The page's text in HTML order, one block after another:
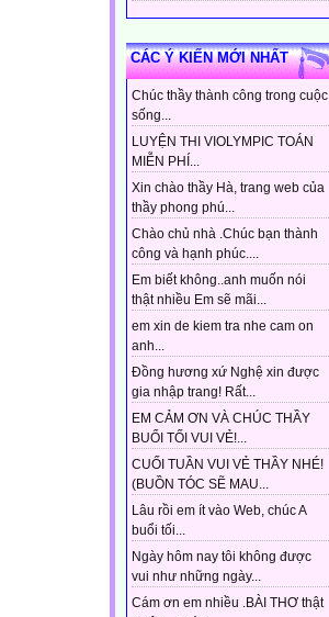
CÁC Ý KIẾN MỚI NHẤT
Chúc thầy thành công trong cuộc
sống...
LUYỆN THI VIOLYMPIC TOÁN
MIỄN PHÍ...
Xin chào thầy Hà, trang web của
thầy phong phú...
Chào chủ nhà .Chúc bạn thành
công và hạnh phúc....
Em biết không..anh muốn nói
thật nhiều Em sẽ mãi...
em xin de kiem tra nhe cam on
anh...
Đồng hương xứ Nghệ xin được
gia nhập trang! Rất...
EM CẢM ƠN VÀ CHÚC THẦY
BUỔI TỐI VUI VẺ!...
CUỐI TUẦN VUI VẺ THẦY NHÉ!
(BUỒN TÓC SẼ MAU...
Lâu rồi em ít vào Web, chúc A
buổi tối...
Ngày hôm nay tôi không được
vui như những ngày...
Cám ơn em nhiều .BÀI THƠ thật